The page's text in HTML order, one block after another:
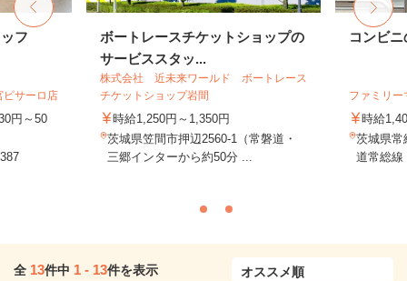
フ
サーロ店
円～50
ボートレースチケットショップの
サービススタッ...
株式会社 近未来ワールド ボートレース
チケットショップ岩間
時給1,250円～1,350円
茨城県笠間市押辺2560-1（常磐道・
三郷インターから約50分 ...
コンビ
ファミリー
時給
茨城県常
道常総線
全 13件中 1 - 13件を表示